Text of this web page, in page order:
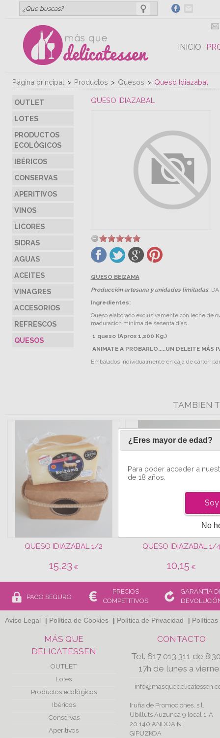
INICIO
Página principal > Productos > Quesos > Queso Idiazabal
QUESO IDIAZABAL
QUESO BEIZAMA
Producción artesana y unidades limitadas.
Ingredientes:
Queso elaborado exclusivamente con leche de
maduración mínima de sesenta días.
1 queso (Aprox 1,200 Kg.)
ANIMATE A PROBARLO.....UN DELEITE MÁS
Embalados individualmente en caja de cartón
OUTLET
LOTES
PRODUCTOS
ECOLÓGICOS
IBÉRICOS
CONSERVAS
APERITIVOS
VINOS
LICORES
SIDRAS
AGUAS
ACEITES
VINAGRES
ACCESORIOS
REFRESCOS
QUESOS
TAMBIEN
QUESO IDIAZABAL 1/2
15,23 €
QUESO IDIAZABAL 1/
10,15 €
PAGO SEGURO
PRECIOS
COMPETITIVOS
GARANTÍA
Aviso Legal | Política de Cookies | Política de Privacidad |
MÁS QUE
DELICATESSEN
OUTLET
Lotes
Productos ecológicos
Ibéricos
Conservas
Aperitivos
CONTACTO
Tel. 617 013 311 de
17h de lunes a
Iruña de Promociones, s.l.
Ubilluts Auzunea 9 local 1-A
20.140 ANDOAIN
GIPUZKOA
¿Eres mayor de edad?
Para poder acceder a
de 18 años.
No